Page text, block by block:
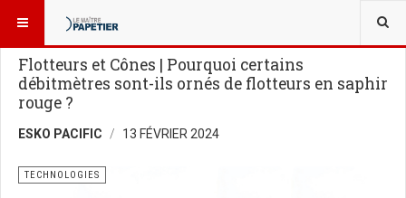
VOUS ÊTES ICI :
Flotteurs et Cônes | Pourquoi certains
débitmètres sont-ils ornés de flotteurs en saphir
rouge ?
ESKO PACIFIC 13 FÉVRIER 2024
TECHNOLOGIES